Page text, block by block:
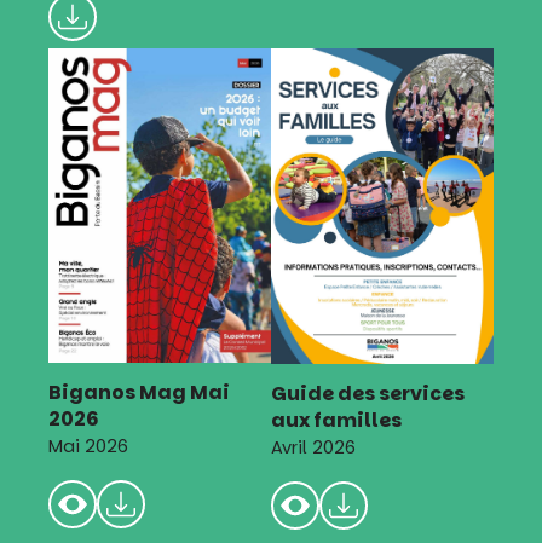
Biganos Mag Mai
2026
Mai 2026
Guide des services
aux familles
Avril 2026